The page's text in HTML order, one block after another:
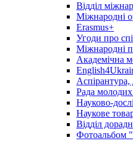
Відділ
Міжнародні
Erasmus+
Угоди про
Міжнародні
Академічна
Аспірантура,
Рада
Науково-
Наукове
Відділ
Фотоальбом